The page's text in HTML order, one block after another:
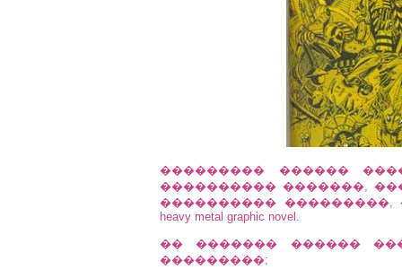
��������� ������
���������� �������,
����������
heavy metal graphic novel.
�� ������� ������
���������;